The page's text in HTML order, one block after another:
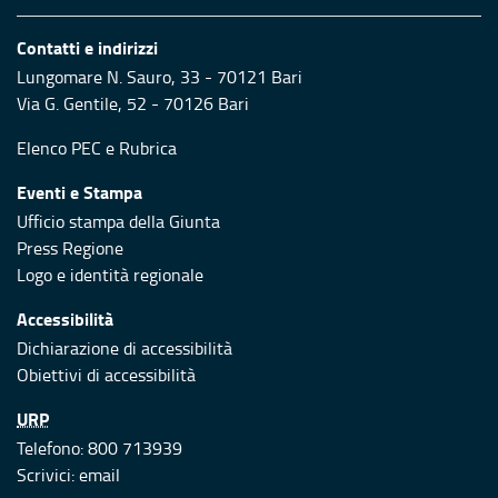
Contatti e indirizzi
Lungomare N. Sauro, 33 - 70121 Bari
Via G. Gentile, 52 - 70126 Bari
Elenco PEC e Rubrica
Eventi e Stampa
Ufficio stampa della Giunta
Press Regione
Logo e identità regionale
Accessibilità
Dichiarazione di accessibilità
Obiettivi di accessibilità
URP
Telefono: 800 713939
Scrivici:email